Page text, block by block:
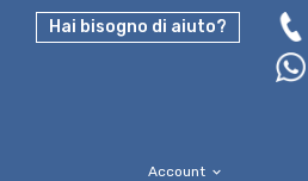
Hai bisogno di aiuto?
Account expand_more